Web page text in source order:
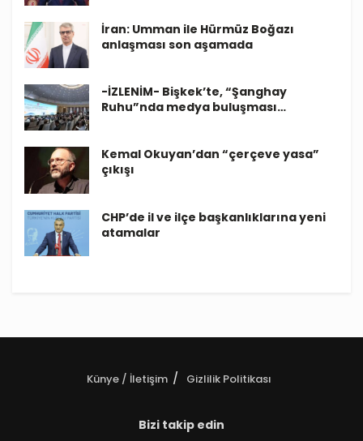
İran: Umman ile Hürmüz Boğazı
anlaşması son aşamada
-İZLENİM- Bişkek’te, “Şanghay
Ruhu”nda medya buluşması…
Kemal Okuyan’dan “çerçeve yasa”
çıkışı
CHP’de il ve ilçe başkanlıklarına yeni
atamalar
Künye / İletişim Gizlilik Politikası
Bizi takip edin